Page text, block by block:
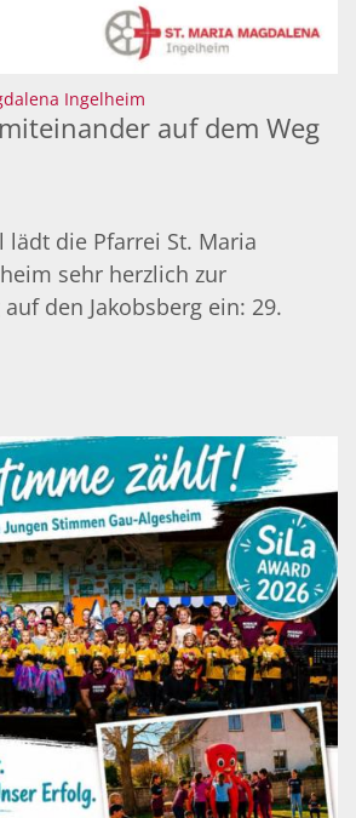
Ingelheim
auf dem Weg
lädt die Pfarrei St. Maria
sehr herzlich zur
den Jakobsberg ein: 29.